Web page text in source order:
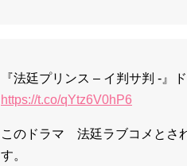
『法廷プリンス – イ判サ判 -』
https://t.co/qYtz6V0hP6
このドラマ 法廷ラブコメとさ
す。